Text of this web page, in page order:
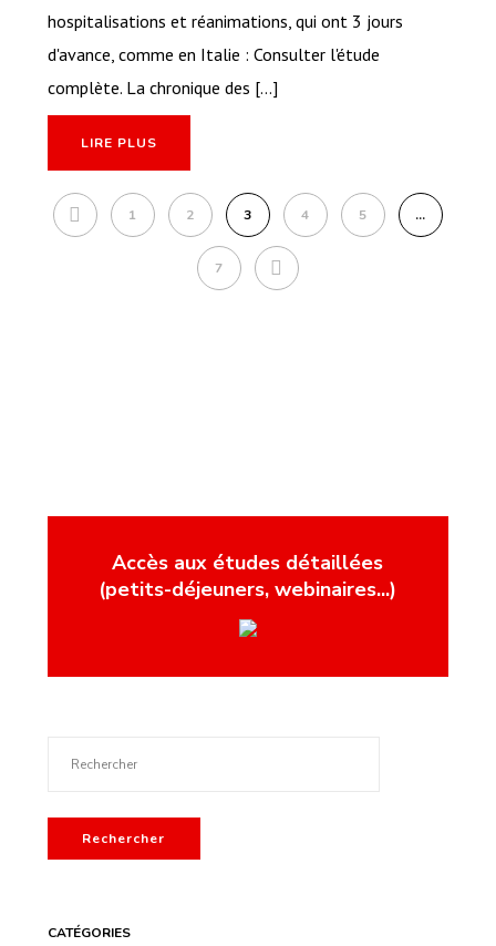
hospitalisations et réanimations, qui ont 3 jours
d'avance, comme en Italie : Consulter l'étude
complète. La chronique des [...]
LIRE PLUS
1 2 3 4 5 …
7
Accès aux études détaillées
(petits-déjeuners, webinaires...)
Rechercher
CATÉGORIES